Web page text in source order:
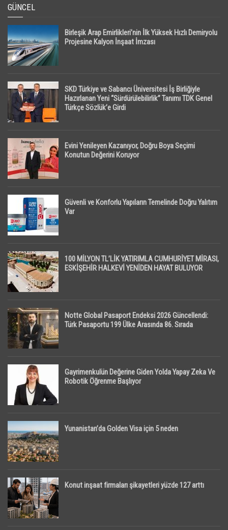
GÜNCEL
Birleşik Arap Emirlikleri’nin İlk Yüksek Hızlı Demiryolu
Projesine Kalyon İnşaat İmzası
SKD Türkiye ve Sabancı Üniversitesi İş Birliğiyle
Hazırlanan Yeni “Sürdürülebilirlik” Tanımı TDK Genel
Türkçe Sözlük’e Girdi
Evini Yenileyen Kazanıyor, Doğru Boya Seçimi
Konutun Değerini Koruyor
Güvenli ve Konforlu Yapıların Temelinde Doğru Yalıtım
Var
100 MİLYON TL’LİK YATIRIMLA CUMHURİYET MİRASI,
ESKİŞEHİR HALKEVİ YENİDEN HAYAT BULUYOR
Notte Global Pasaport Endeksi 2026 Güncellendi:
Türk Pasaportu 199 Ülke Arasında 86. Sırada
Gayrimenkulün Değerine Giden Yolda Yapay Zeka Ve
Robotik Öğrenme Başlıyor
Yunanistan’da Golden Visa için 5 neden
Konut inşaat firmaları şikayetleri yüzde 127 arttı